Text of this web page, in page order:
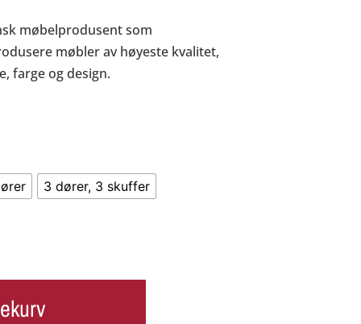
møbelprodusent som
møbler av høyeste kvalitet,
farge og design.
3 dører, 3 skuffer